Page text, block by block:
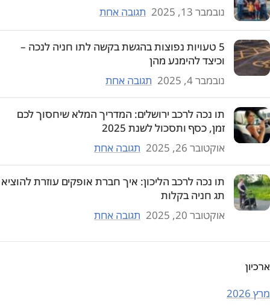
נובמבר 13, 2025
תגובה אחת
5 טעויות נפוצות בהגשת בקשה לתו חניה לנכה –
וכיצד להימנע מהן
נובמבר 4, 2025
תגובה אחת
תו נכה לרכב ירושלים: המדריך המלא שיחסוך לכם
זמן, כסף ותסכול לשנת 2025
אוקטובר 26, 2025
תגובה אחת
תו נכה לרכב הליכון: איך חברת אופקים עוזרת להוציא
תג חניה בקלות
אוקטובר 20, 2025
תגובה אחת
ארכיון
מרץ 2026